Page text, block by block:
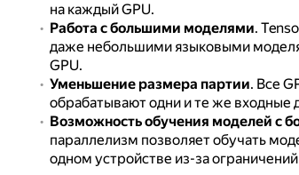
на каждый GPU.
Работа с большими моделями.
даже небольшими языковыми
GPU.
Уменьшение размера партии. Все
обрабатывают одни и те же входные
Возможность обучения моделей с
параллелизм позволяет обучать
одном устройстве из-за